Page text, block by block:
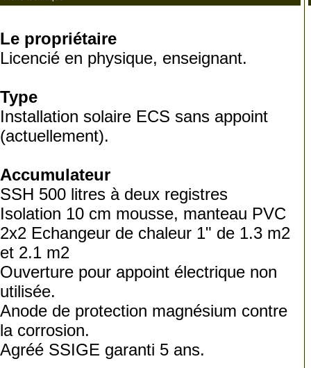
Le propriétaire
Licencié en physique, enseignant.
Type
Installation solaire ECS sans appoint
(actuellement).
Accumulateur
SSH 500 litres à deux registres
Isolation 10 cm mousse, manteau PVC
2x2 Echangeur de chaleur 1" de 1.3 m2
et 2.1 m2
Ouverture pour appoint électrique non
utilisée.
Anode de protection magnésium contre
la corrosion.
Agréé SSIGE garanti 5 ans.